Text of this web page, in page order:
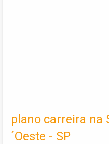
plano carreira na
´Oeste - SP